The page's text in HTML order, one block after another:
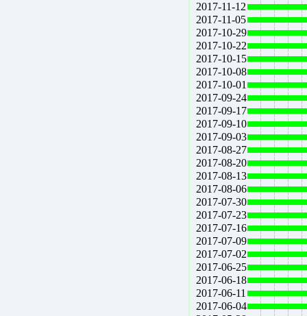
2017-11-12
2017-11-05
2017-10-29
2017-10-22
2017-10-15
2017-10-08
2017-10-01
2017-09-24
2017-09-17
2017-09-10
2017-09-03
2017-08-27
2017-08-20
2017-08-13
2017-08-06
2017-07-30
2017-07-23
2017-07-16
2017-07-09
2017-07-02
2017-06-25
2017-06-18
2017-06-11
2017-06-04